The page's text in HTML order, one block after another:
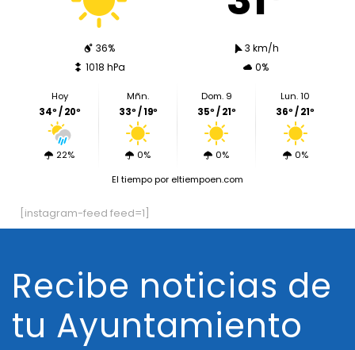
36%
3 km/h
1018 hPa
0%
Hoy
34º / 20º
22%
Mñn.
33º / 19º
0%
Dom. 9
35º / 21º
0%
Lun. 10
36º / 21º
0%
El tiempopor eltiempoen.com
[instagram-feed feed=1]
Recibe noticias de
tu Ayuntamiento